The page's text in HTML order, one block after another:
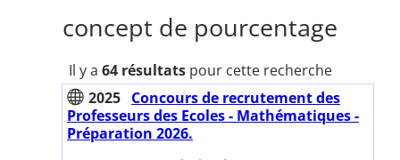
concept de pourcentage
Il y a 64 résultatspour cette recherche
2025 Concours de recrutement des
Professeurs des Ecoles - Mathématiques -
Préparation 2026.